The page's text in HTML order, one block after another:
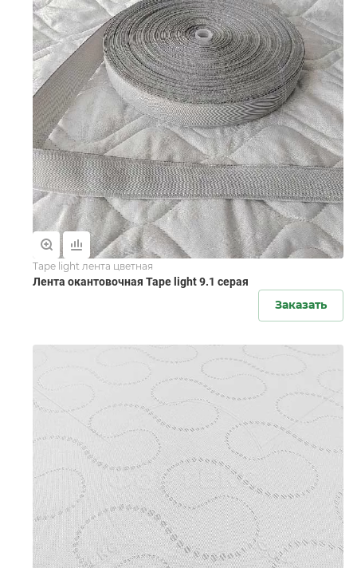
Tape light лента цветная
Лента окантовочная Tape light 9.1 серая
Заказать